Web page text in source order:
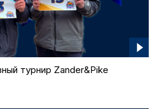
турнир Zander&Pike